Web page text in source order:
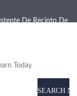
De Recinto De
SEARCH